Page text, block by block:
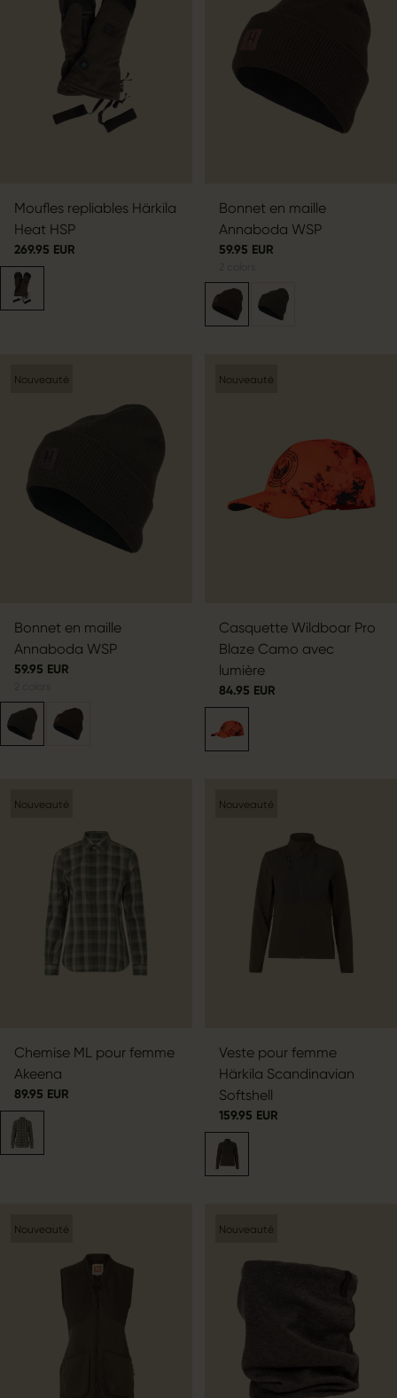
Moufles repliables Härkila
Heat HSP
269.95 EUR
Bonnet en maille
Annaboda WSP
59.95 EUR
Nouveauté
Bonnet en maille
Annaboda WSP
59.95 EUR
Nouveauté
Casquette Wildboar Pro
Blaze Camo avec
lumière
84.95 EUR
Nouveauté
Chemise ML pour femme
Akeena
89.95 EUR
Nouveauté
Veste pour femme
Härkila Scandinavian
Softshell
159.95 EUR
Nouveauté Nouveauté